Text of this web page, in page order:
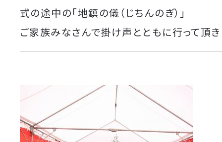
式の途中の「地鎮の儀（じちんのぎ）」
ご家族みなさんで掛け声とともに行って頂き